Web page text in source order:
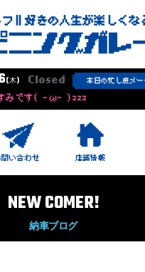
(木) Closed 本日の忙し度メー
みです( -ω- )zzz
NEW COMER!
納車ブログ